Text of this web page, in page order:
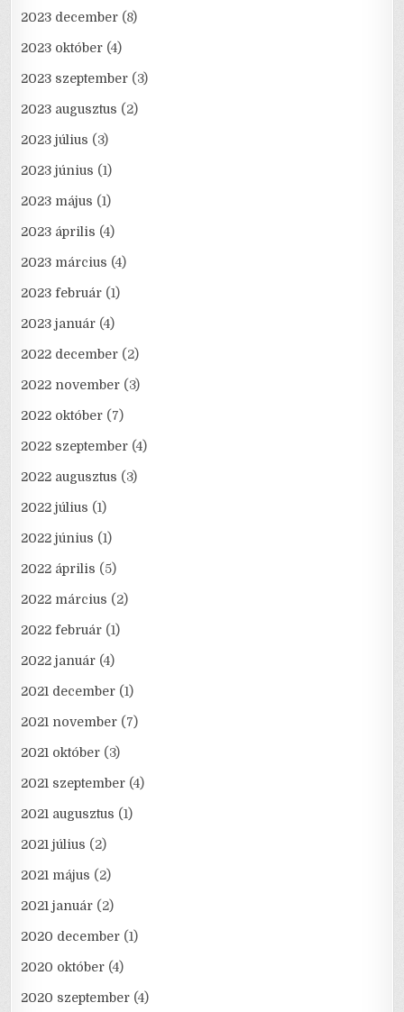
2023 december (8)
2023 október (4)
2023 szeptember (3)
2023 augusztus (2)
2023 július (3)
2023 június (1)
2023 május (1)
2023 április (4)
2023 március (4)
2023 február (1)
2023 január (4)
2022 december (2)
2022 november (3)
2022 október (7)
2022 szeptember (4)
2022 augusztus (3)
2022 július (1)
2022 június (1)
2022 április (5)
2022 március (2)
2022 február (1)
2022 január (4)
2021 december (1)
2021 november (7)
2021 október (3)
2021 szeptember (4)
2021 augusztus (1)
2021 július (2)
2021 május (2)
2021 január (2)
2020 december (1)
2020 október (4)
2020 szeptember (4)